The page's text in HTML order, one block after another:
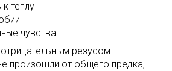
теплу
чувства
резусом
произошли от общего предка,